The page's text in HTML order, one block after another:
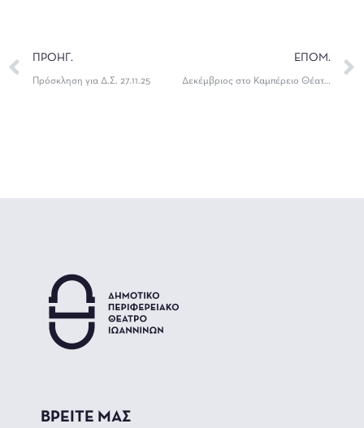
ΠΡΟΗΓ.
Πρόσκληση για Δ.Σ. 27.11.25
ΕΠΟΜ.
Δεκέμβριος στο Καμπέρειο Θέατρο
ΒΡΕΙΤΕ ΜΑΣ